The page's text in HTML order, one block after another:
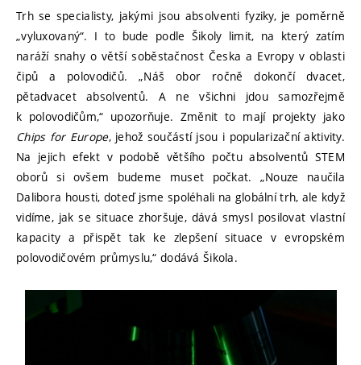
Trh se specialisty, jakými jsou absolventi fyziky, je poměrně
„vyluxovaný“. I to bude podle Šikoly limit, na který zatím
naráží snahy o větší soběstačnost Česka a Evropy v oblasti
čipů a polovodičů. „Náš obor ročně dokončí dvacet,
pětadvacet absolventů. A ne všichni jdou samozřejmě
k polovodičům,“ upozorňuje. Změnit to mají projekty jako
Chips for Europe, jehož součástí jsou i popularizační aktivity.
Na jejich efekt v podobě většího počtu absolventů STEM
oborů si ovšem budeme muset počkat. „Nouze naučila
Dalibora housti, doteď jsme spoléhali na globální trh, ale když
vidíme, jak se situace zhoršuje, dává smysl posilovat vlastní
kapacity a přispět tak ke zlepšení situace v evropském
polovodičovém průmyslu,“ dodává Šikola.